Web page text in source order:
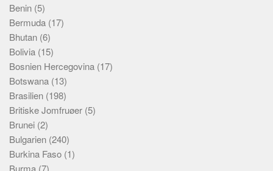
Benin (5)
Bermuda (17)
Bhutan (6)
Bolivia (15)
Bosnien Hercegovina (17)
Botswana (13)
Brasilien (198)
Britiske Jomfruøer (5)
Brunei (2)
Bulgarien (240)
Burkina Faso (1)
Burma (7)